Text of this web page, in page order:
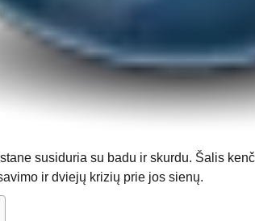
susiduria su badu ir skurdu. Šalis
ir dviejų krizių prie jos sienų.